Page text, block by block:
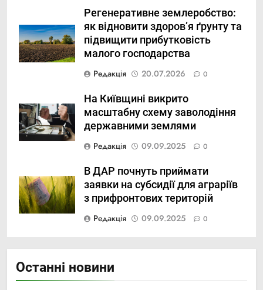
Регенеративне землеробство:
як відновити здоров’я ґрунту та
підвищити прибутковість
малого господарства
Редакція
20.07.2026 0
На Київщині викрито
масштабну схему заволодіння
державними землями
Редакція
09.09.2025 0
В ДАР почнуть приймати
заявки на субсидії для аграріїв
з прифронтових територій
Редакція
09.09.2025 0
Останні новини